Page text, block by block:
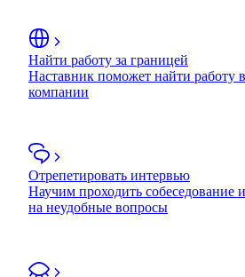
Найти работу за границей
Наставник поможет найти работу
компании
Отрепетировать интервью
Научим проходить собеседование
на неудобные вопросы